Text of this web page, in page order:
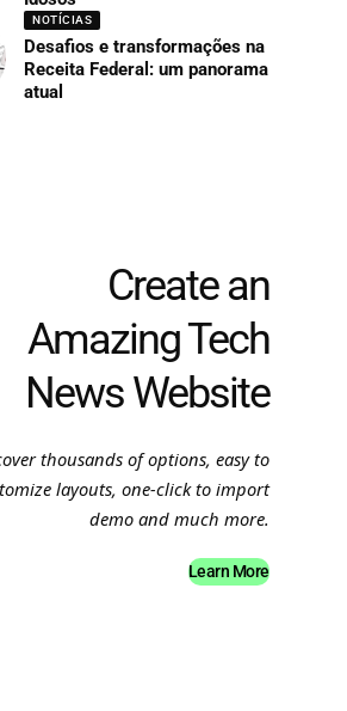
NOTÍCIAS
Desafios e transformações na
Receita Federal: um panorama
atual
Create an
Amazing Tech
News Website
thousands of options, easy to
layouts, one-click to import
demo and much more.
Learn More